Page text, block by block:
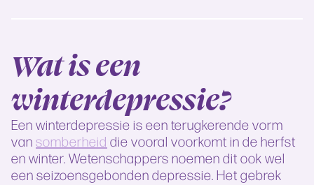
Wat is een
winterdepressie?
Een winterdepressie is een terugkerende vorm
van somberheid die vooral voorkomt in de herfst
en winter. Wetenschappers noemen dit ook wel
een seizoensgebonden depressie. Het gebrek